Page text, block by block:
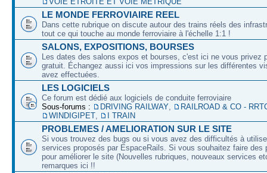
LE MONDE FERROVIAIRE REEL
Dans cette rubrique on discute autour des trains réels des
tout ce qui touche au monde ferroviaire à l'échelle 1:1 !
SALONS, EXPOSITIONS, BOURSES
Les dates des salons expos et bourses, c'est ici ne vous privez
gratuit. Échangez aussi ici vos impressions sur les différentes
avez effectuées.
LES LOGICIELS
Ce forum est dédié aux logiciels de conduite ferroviaire
Sous-forums :
DRIVING RAILWAY,
RAILROAD & CO -
WINDIGIPET, I TRAIN
PROBLEMES / AMELIORATION SUR LE SITE
Si vous trouvez des bugs ou si vous avez des difficultés à
services proposés par EspaceRails. Si vous souhaitez faire des
pour améliorer le site (Nouvelles rubriques, nouveaux services
remarques ici !!